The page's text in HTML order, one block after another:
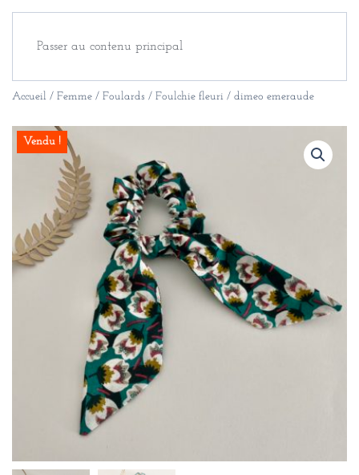
Passer au contenu principal
Accueil / Femme / Foulards / Foulchie fleuri / dimeo emeraude
Vendu !